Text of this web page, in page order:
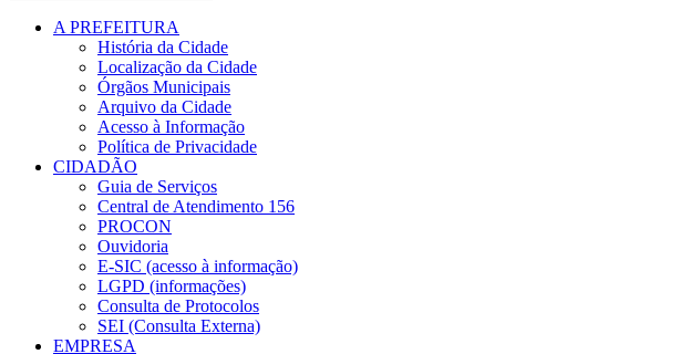
A PREFEITURA
História da Cidade
Localização da Cidade
Órgãos Municipais
Arquivo da Cidade
Acesso à Informação
Política de Privacidade
CIDADÃO
Guia de Serviços
Central de Atendimento 156
PROCON
Ouvidoria
E-SIC (acesso à informação)
LGPD (informações)
Consulta de Protocolos
SEI (Consulta Externa)
EMPRESA